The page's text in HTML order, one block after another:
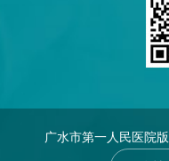
广水市第一人民医院